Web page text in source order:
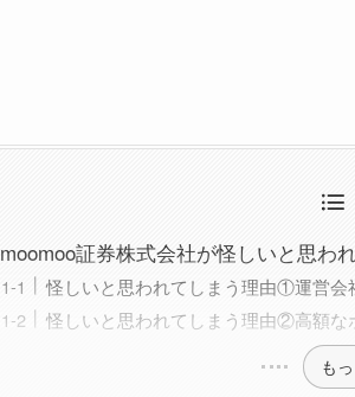
moomoo証券株式会社が怪しいと思わ
怪しいと思われてしまう理由①運営会
怪しいと思われてしまう理由②高額な
も